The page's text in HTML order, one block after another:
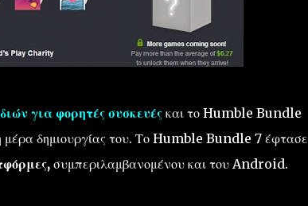
για φορητές συσκευέςκαι το Humble Bundle
μέρα δημιουργίας του. Το Humble Bundle 7 έφτασε
συμπεριλαμβανομένου και του Android.